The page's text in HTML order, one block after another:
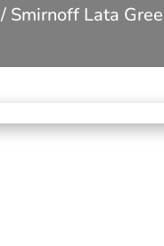
/ Smirnoff Lata